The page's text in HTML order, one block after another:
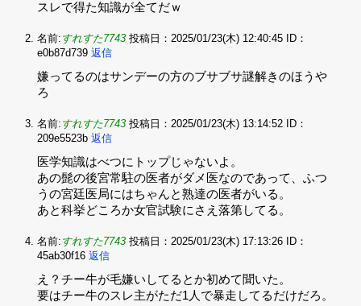
スレで得た知識が全てだｗ
名前: すれすた7743 投稿日：2025/01/23(木) 12:40:45
ID：
e0b87d739 返信
嫌ってるのはサンデーの方のブサブサ謎解きのほうや
ろ
名前: すれすた7743 投稿日：2025/01/23(木) 13:14:52
ID：
209e5523b 返信
医学知識はべつにトップじゃないよ。‌
あの髭の後宮常駐の医者がダメ医なのであって、ふつ
うの宮廷医局にはちゃんと熟達の医者がいる。‌
あと科挙どころか女官試験にさえ落第してる。
名前: すれすた7743 投稿日：2025/01/23(木) 17:13:26
ID：
45ab30f16 返信
え？チー牛が毛嫌いしてるとか初めて聞いた。‌
要はチー牛のスレ主がただ1人で暴走してるだけだろ。